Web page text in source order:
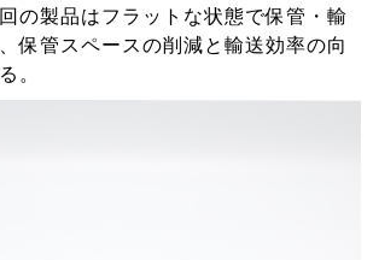
の製品はフラットな状態で保管・輸
保管スペースの削減と輸送効率の向
。